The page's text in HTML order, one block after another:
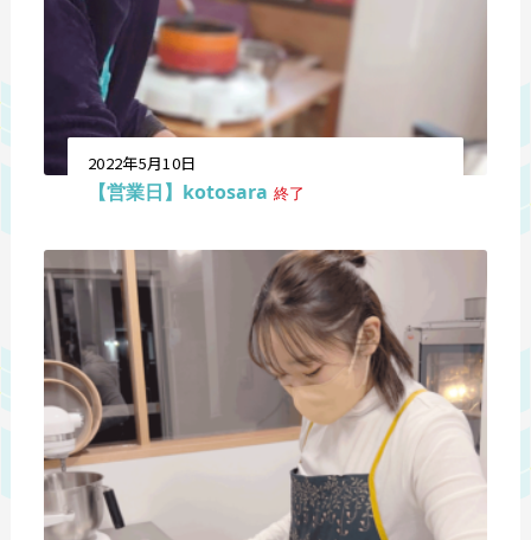
2022年5月10日
【営業日】kotosara 終了